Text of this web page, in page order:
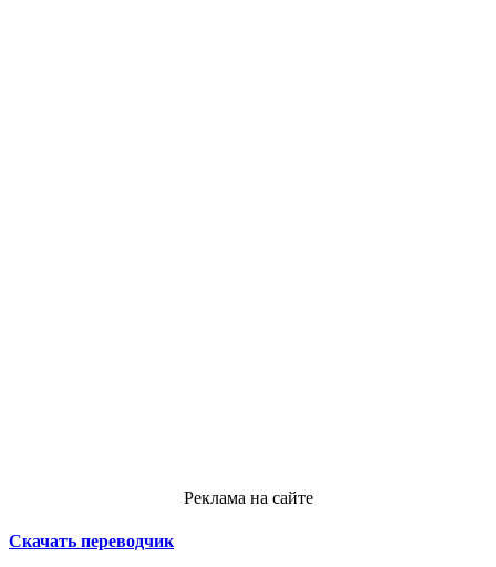
Реклама на сайте
Скачать переводчик